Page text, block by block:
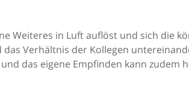
Weiteres in Luft auflöst und sich die
Verhältnis der Kollegen
und das eigene Empfinden kann zudem